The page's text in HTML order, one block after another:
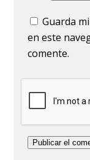
Guarda
en este
comente.